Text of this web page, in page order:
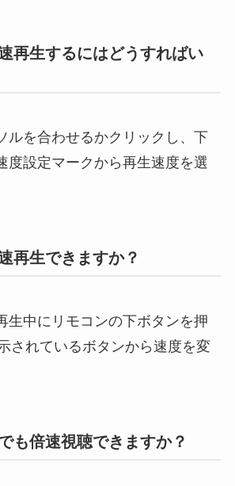
再生するにはどうすればい
ルを合わせるかクリックし、下
度設定マークから再生速度を選
再生できますか？
生中にリモコンの下ボタンを押
されているボタンから速度を変
も倍速視聴できますか？